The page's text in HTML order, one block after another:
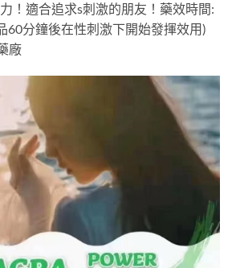
！適合追求s刺激的朋友！藥效時間:
60分鐘後在性刺激下開始發揮效用)
廠